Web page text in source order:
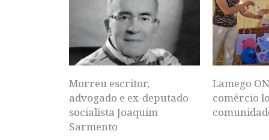
Morreu escritor,
advogado e ex-deputado
socialista Joaquim
Sarmento
Lamego
comércio